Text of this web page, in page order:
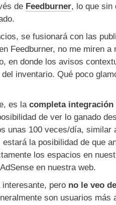
de Feedburner, lo que sin
se fusionará con las
Feedburner, no me miren a
en donde los avisos
del inventario. Qué poco
es la completa integración
de ver lo ganado
unas 100 veces/día, similar
estará la posibilidad de que
los espacios en
en nuestra web.
interesante, pero no le veo
son usuarios más